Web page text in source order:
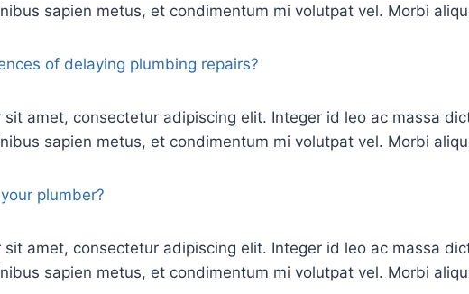
sapien metus, et condimentum mi volutpat vel. Morbi
of delaying plumbing repairs?
sit amet, consectetur adipiscing elit. Integer id leo ac massa
sapien metus, et condimentum mi volutpat vel. Morbi
plumber?
sit amet, consectetur adipiscing elit. Integer id leo ac massa
sapien metus, et condimentum mi volutpat vel. Morbi